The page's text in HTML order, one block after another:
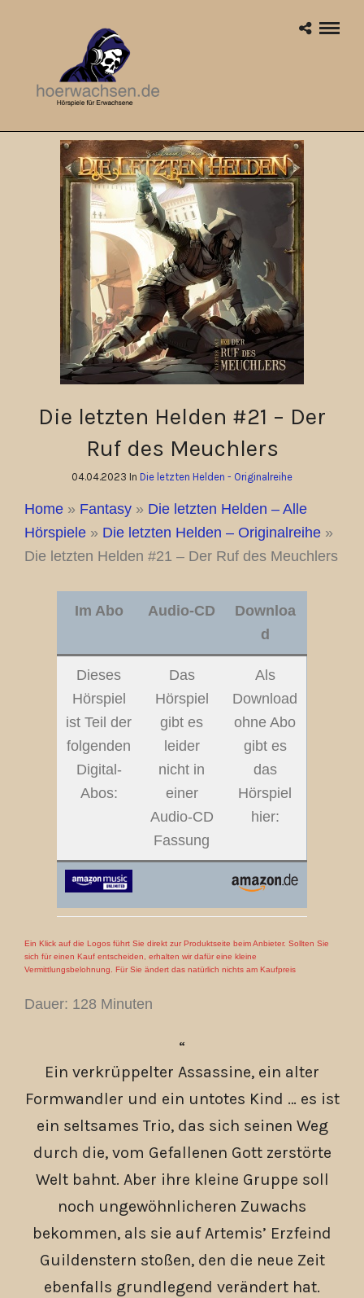
Die letzten Helden #21 – Der
Ruf des Meuchlers
04.04.2023 In Die letzten Helden - Originalreihe
Home » Fantasy » Die letzten Helden – Alle
Hörspiele » Die letzten Helden – Originalreihe »
Die letzten Helden #21 – Der Ruf des Meuchlers
Im Abo Audio-CD
Downloa
d
Dieses
Hörspiel
ist Teil der
folgenden
Digital-
Abos:
Das
Hörspiel
gibt es
leider
nicht in
einer
Audio-CD
Fassung
Als
Download
ohne Abo
gibt es
das
Hörspiel
hier:
Ein Klick auf die Logos führt Sie direkt zur Produktseite beim Anbieter. Sollten Sie
sich für einen Kauf entscheiden, erhalten wir dafür eine kleine
Vermittlungsbelohnung. Für Sie ändert das natürlich nichts am Kaufpreis
Dauer: 128 Minuten
Ein verkrüppelter Assassine, ein alter
Formwandler und ein untotes Kind … es ist
ein seltsames Trio, das sich seinen Weg
durch die, vom Gefallenen Gott zerstörte
Welt bahnt. Aber ihre kleine Gruppe soll
noch ungewöhnlicheren Zuwachs
bekommen, als sie auf Artemis’ Erzfeind
Guildenstern stoßen, den die neue Zeit
ebenfalls grundlegend verändert hat.